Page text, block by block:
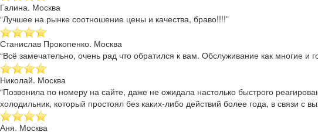
Галина. Москва
“Лучшее на рынке соотношение цены и качества, браво!!!!”
Станислав Прокопенко. Москва
“Всё замечательно, очень рад что обратился к вам. Обслуживание как многие и
Николай. Москва
“Позвонила по номеру на сайте, даже не ожидала настолько быстрого
холодильник, который простоял без каких-либо действий более года, в связи с
Аня. Москва